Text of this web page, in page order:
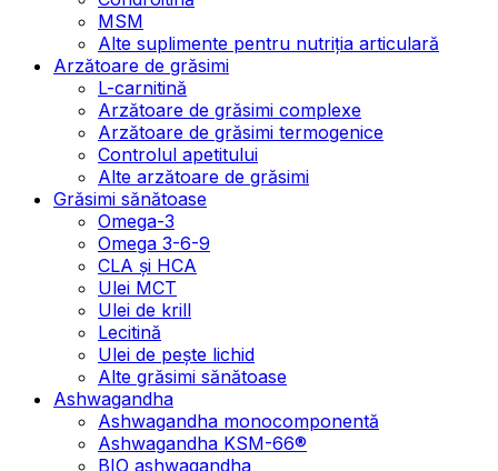
MSM
Alte suplimente pentru nutriția articulară
Arzătoare de grăsimi
L-carnitină
Arzătoare de grăsimi complexe
Arzătoare de grăsimi termogenice
Controlul apetitului
Alte arzătoare de grăsimi
Grăsimi sănătoase
Omega-3
Omega 3-6-9
CLA şi HCA
Ulei MCT
Ulei de krill
Lecitină
Ulei de pește lichid
Alte grăsimi sănătoase
Ashwagandha
Ashwagandha monocomponentă
Ashwagandha KSM-66®
BIO ashwagandha